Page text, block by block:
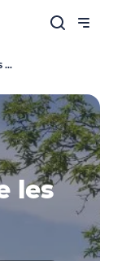
Sainte-Suzanne Les Coëvrons
les